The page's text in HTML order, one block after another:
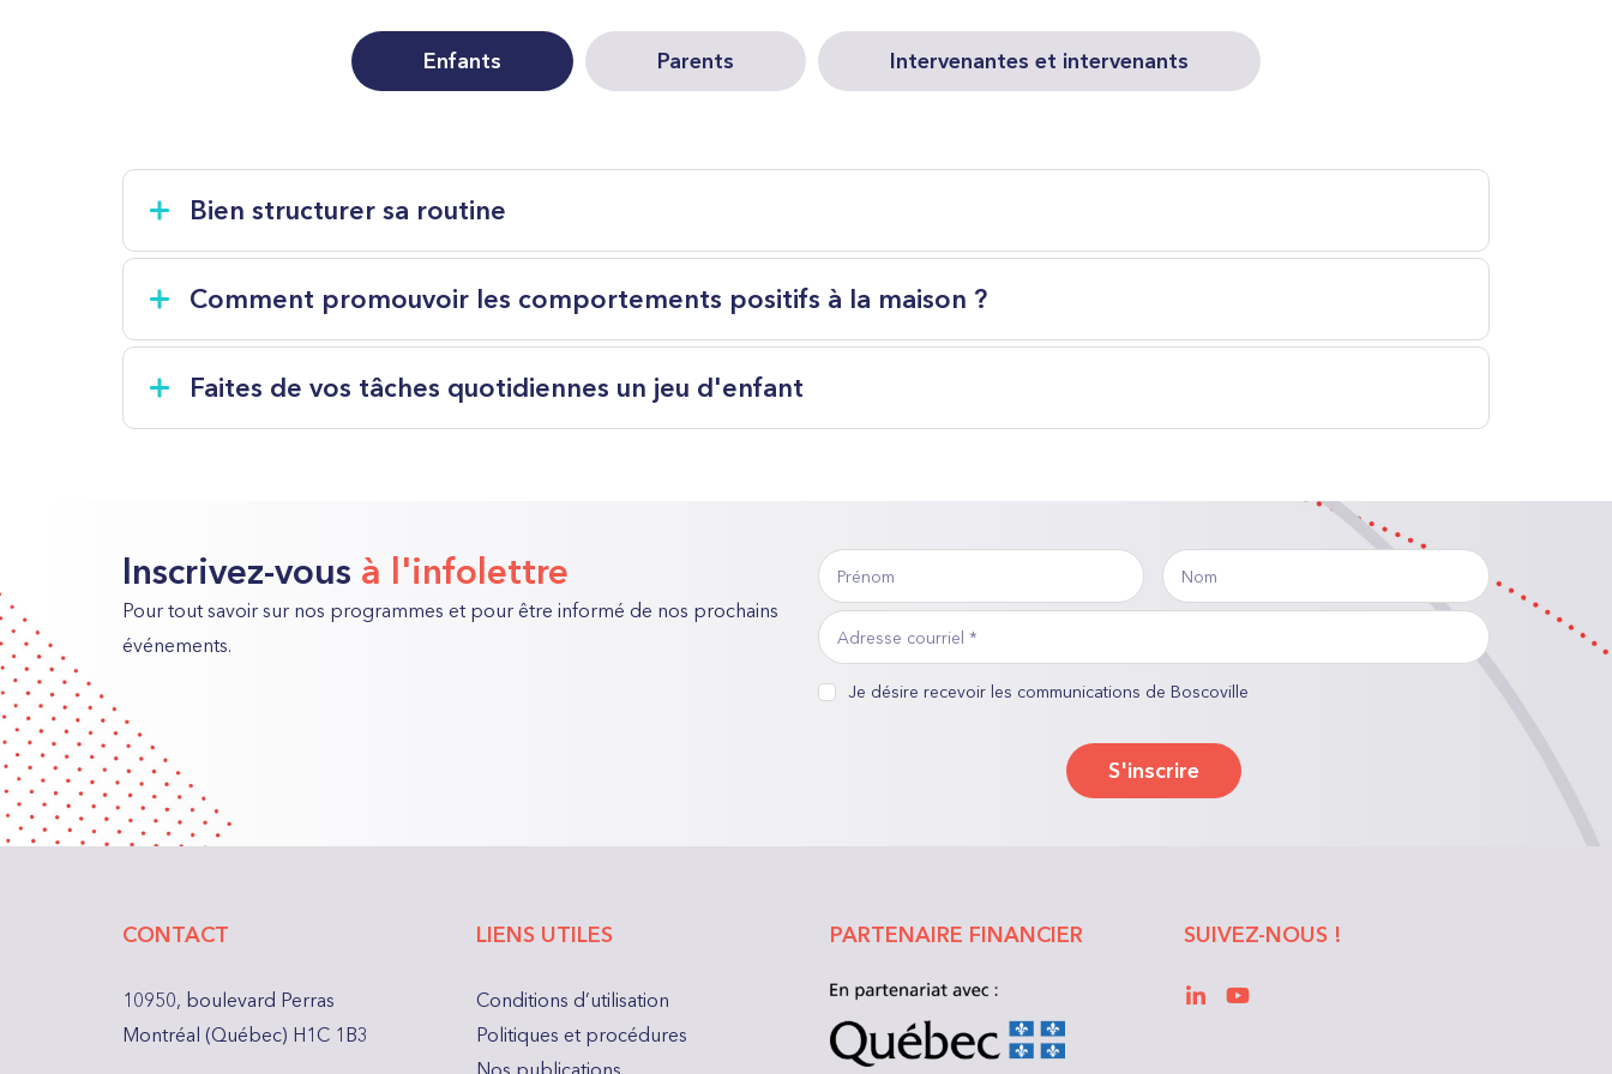
Enfants Parents Intervenantes et intervenants
Bien structurer sa routine
Comment promouvoir les comportements positifs à la maison ?
Faites de vos tâches quotidiennes un jeu d'enfant
Inscrivez-vous à l'infolettre
Pour tout savoir sur nos programmes et pour être informé de nos prochains
événements.
«
»
indique
les
Prénom Nom
Adresse
courriel
consentement
Je désire recevoir les communications de Boscoville
S'inscrire
CONTACT
10950, boulevard Perras
Montréal (Québec) H1C 1B3
LIENS UTILES
Conditions d’utilisation
Politiques et procédures
Nos publications
PARTENAIRE FINANCIER SUIVEZ-NOUS !
LinkedInYouTube